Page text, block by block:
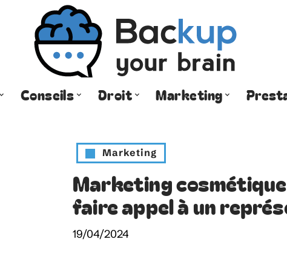
Conseils Droit Marketing
Marketing
Marketing
faire appel à un
19/04/2024